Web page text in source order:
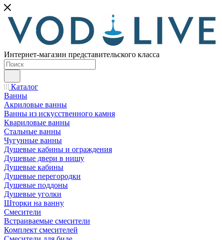
Интернет-магазин представительского класса
Каталог
Ванны
Акриловые ванны
Ванны из искусственного камня
Квариловые ванны
Стальные ванны
Чугунные ванны
Душевые кабины и ограждения
Душевые двери в нишу
Душевые кабины
Душевые перегородки
Душевые поддоны
Душевые уголки
Шторки на ванну
Смесители
Встраиваемые смесители
Комплект смесителей